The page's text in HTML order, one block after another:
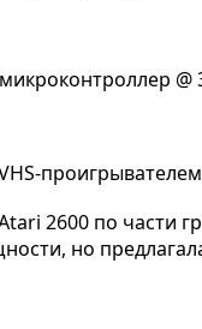
@
проигрывателем
2600 по части
но